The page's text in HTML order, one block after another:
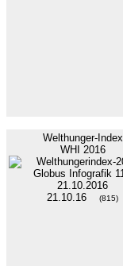
Welthunger-Index
WHI 2016
21.10.16 (815)